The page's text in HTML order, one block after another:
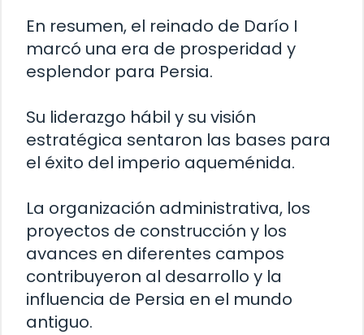
En resumen, el reinado de Darío I
marcó una era de prosperidad y
esplendor para Persia.
Su liderazgo hábil y su visión
estratégica sentaron las bases para
el éxito del imperio aqueménida.
La organización administrativa, los
proyectos de construcción y los
avances en diferentes campos
contribuyeron al desarrollo y la
influencia de Persia en el mundo
antiguo.